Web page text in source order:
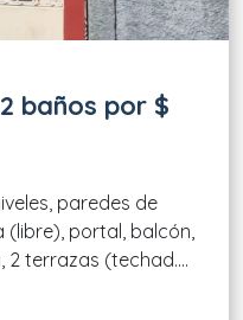
baños por $
paredes de
portal, balcón,
2 terrazas (techad....